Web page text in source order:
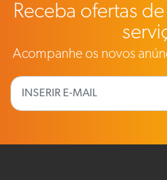
Receba ofertas
Acompanhe os novos